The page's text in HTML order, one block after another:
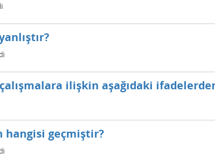
ilişkin aşağıdaki
hangisi geçmiştir?